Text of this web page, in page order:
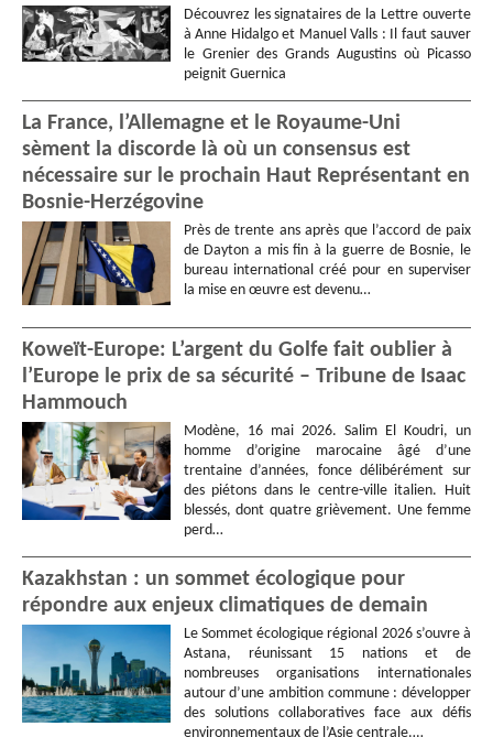
Découvrez les signataires de la Lettre ouverte
à Anne Hidalgo et Manuel Valls : Il faut sauver
le Grenier des Grands Augustins où Picasso
peignit Guernica
La France, l’Allemagne et le Royaume-Uni
sèment la discorde là où un consensus est
nécessaire sur le prochain Haut Représentant en
Bosnie-Herzégovine
Près de trente ans après que l’accord de paix
de Dayton a mis fin à la guerre de Bosnie, le
bureau international créé pour en superviser
la mise en œuvre est devenu…
Koweït-Europe: L’argent du Golfe fait oublier à
l’Europe le prix de sa sécurité – Tribune de Isaac
Hammouch
Modène, 16 mai 2026. Salim El Koudri, un
homme d’origine marocaine âgé d’une
trentaine d’années, fonce délibérément sur
des piétons dans le centre-ville italien. Huit
blessés, dont quatre grièvement. Une femme
perd…
Kazakhstan : un sommet écologique pour
répondre aux enjeux climatiques de demain
Le Sommet écologique régional 2026 s’ouvre à
Astana, réunissant 15 nations et de
nombreuses organisations internationales
autour d’une ambition commune : développer
des solutions collaboratives face aux défis
environnementaux de l’Asie centrale.…